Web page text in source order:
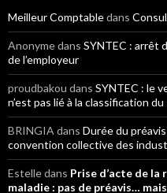
Meilleur Comptabledans
Anonymedans SYNTEC : arrêt
de l’employeur
proudbakou dans SYNTEC : le
n’est pas lié à la classification du
BRINGIA dans Durée du
convention collective des
Estelledans Prise d’acte de
maladie : pas de préavis…